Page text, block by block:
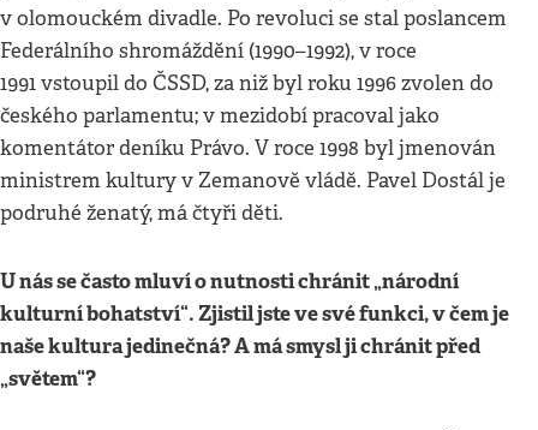
v olomouckém divadle. Po revoluci se stal poslancem
Federálního shromáždění (1990–1992), v roce
1991 vstoupil do ČSSD, za niž byl roku 1996 zvolen do
českého parlamentu; v mezidobí pracoval jako
komentátor deníku Právo. V roce 1998 byl jmenován
ministrem kultury v Zemanově vládě. Pavel Dostál je
podruhé ženatý, má čtyři děti.
U nás se často mluví o nutnosti chránit „národní
kulturní bohatství“. Zjistil jste ve své funkci, v čem je
naše kultura jedinečná? A má smysl ji chránit před
„světem“?